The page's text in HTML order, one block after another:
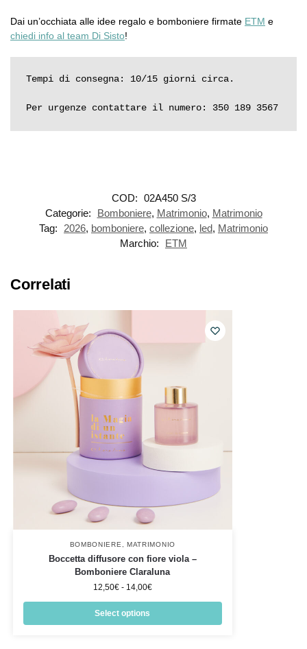
Dai un’occhiata alle idee regalo e bomboniere firmate ETM e
chiedi info al team Di Sisto!
Tempi di consegna: 10/15 giorni circa.
Per urgenze contattare il numero: 350 189 3567
COD: 02A450 S/3
Categorie:
Bomboniere, Matrimonio, Matrimonio
Tag:
2026, bomboniere, collezione, led, Matrimonio
Marchio:
ETM
Correlati
BOMBONIERE MATRIMONIO
Boccetta diffusore con fiore viola –
Bomboniere Claraluna
12,50€ - 14,00€
Select options